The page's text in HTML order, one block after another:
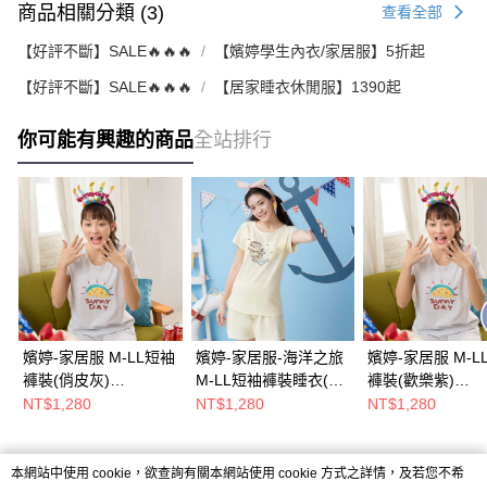
商品相關分類 (3) 查看全部
【好評不斷】SALE🔥🔥🔥 【嬪婷學生內衣/家居服】5折起
【好評不斷】SALE🔥🔥🔥 【居家睡衣休閒服】1390起
你可能有興趣的商品全站排行
嬪婷-家居服 M-LL短袖
褲裝(俏皮灰)
BL3048FZ
NT$1,280
嬪婷-家居服-海洋之旅
M-LL短袖褲裝睡衣(晴
朗黃) BL3037YD
NT$1,280
嬪婷-家居服 M-
褲裝(歡樂紫)
BL3048VE
NT$1,280
本網站中使用 cookie，欲查詢有關本網站使用 cookie 方式之詳情，及若您不希